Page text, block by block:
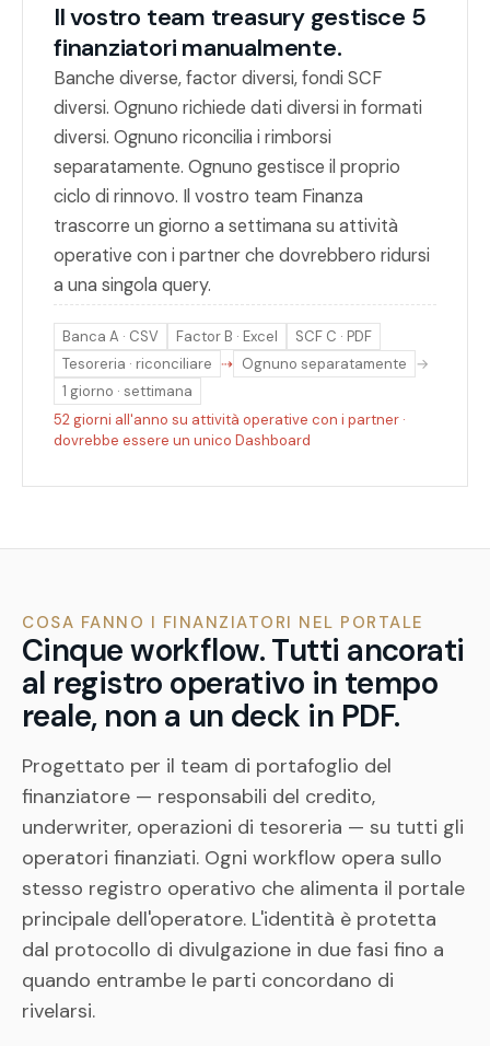
Il vostro team treasury gestisce 5
finanziatori manualmente.
Banche diverse, factor diversi, fondi SCF
diversi. Ognuno richiede dati diversi in formati
diversi. Ognuno riconcilia i rimborsi
separatamente. Ognuno gestisce il proprio
ciclo di rinnovo. Il vostro team Finanza
trascorre un giorno a settimana su attività
operative con i partner che dovrebbero ridursi
a una singola query.
Banca A · CSV Factor B · Excel
SCF C · PDF
Tesoreria · riconciliare ⇢ Ognuno separatamente
→
1 giorno · settimana
52 giorni all'anno su attività operative con i partner ·
dovrebbe essere un unico Dashboard
COSA FANNO I FINANZIATORI NEL PORTALE
Cinque workflow. Tutti ancorati
al registro operativo in tempo
reale, non a un deck in PDF.
Progettato per il team di portafoglio del
finanziatore — responsabili del credito,
underwriter, operazioni di tesoreria — su tutti gli
operatori finanziati. Ogni workflow opera sullo
stesso registro operativo che alimenta il portale
principale dell'operatore. L'identità è protetta
dal protocollo di divulgazione in due fasi fino a
quando entrambe le parti concordano di
rivelarsi.